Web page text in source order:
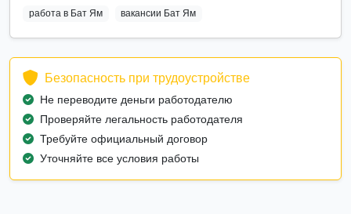
работа в Бат Ям
вакансии Бат Ям
Безопасность при трудоустройстве
Не переводите деньги работодателю
Проверяйте легальность работодателя
Требуйте официальный договор
Уточняйте все условия работы